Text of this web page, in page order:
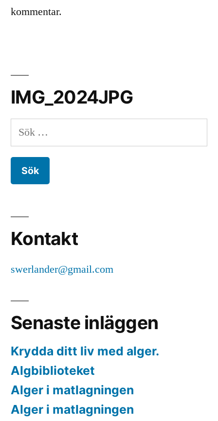
kommentar.
IMG_2024JPG
Sök
efter:
Kontakt
swerlander@gmail.com
Senaste inläggen
Krydda ditt liv med alger.
Algbiblioteket
Alger i matlagningen
Alger i matlagningen